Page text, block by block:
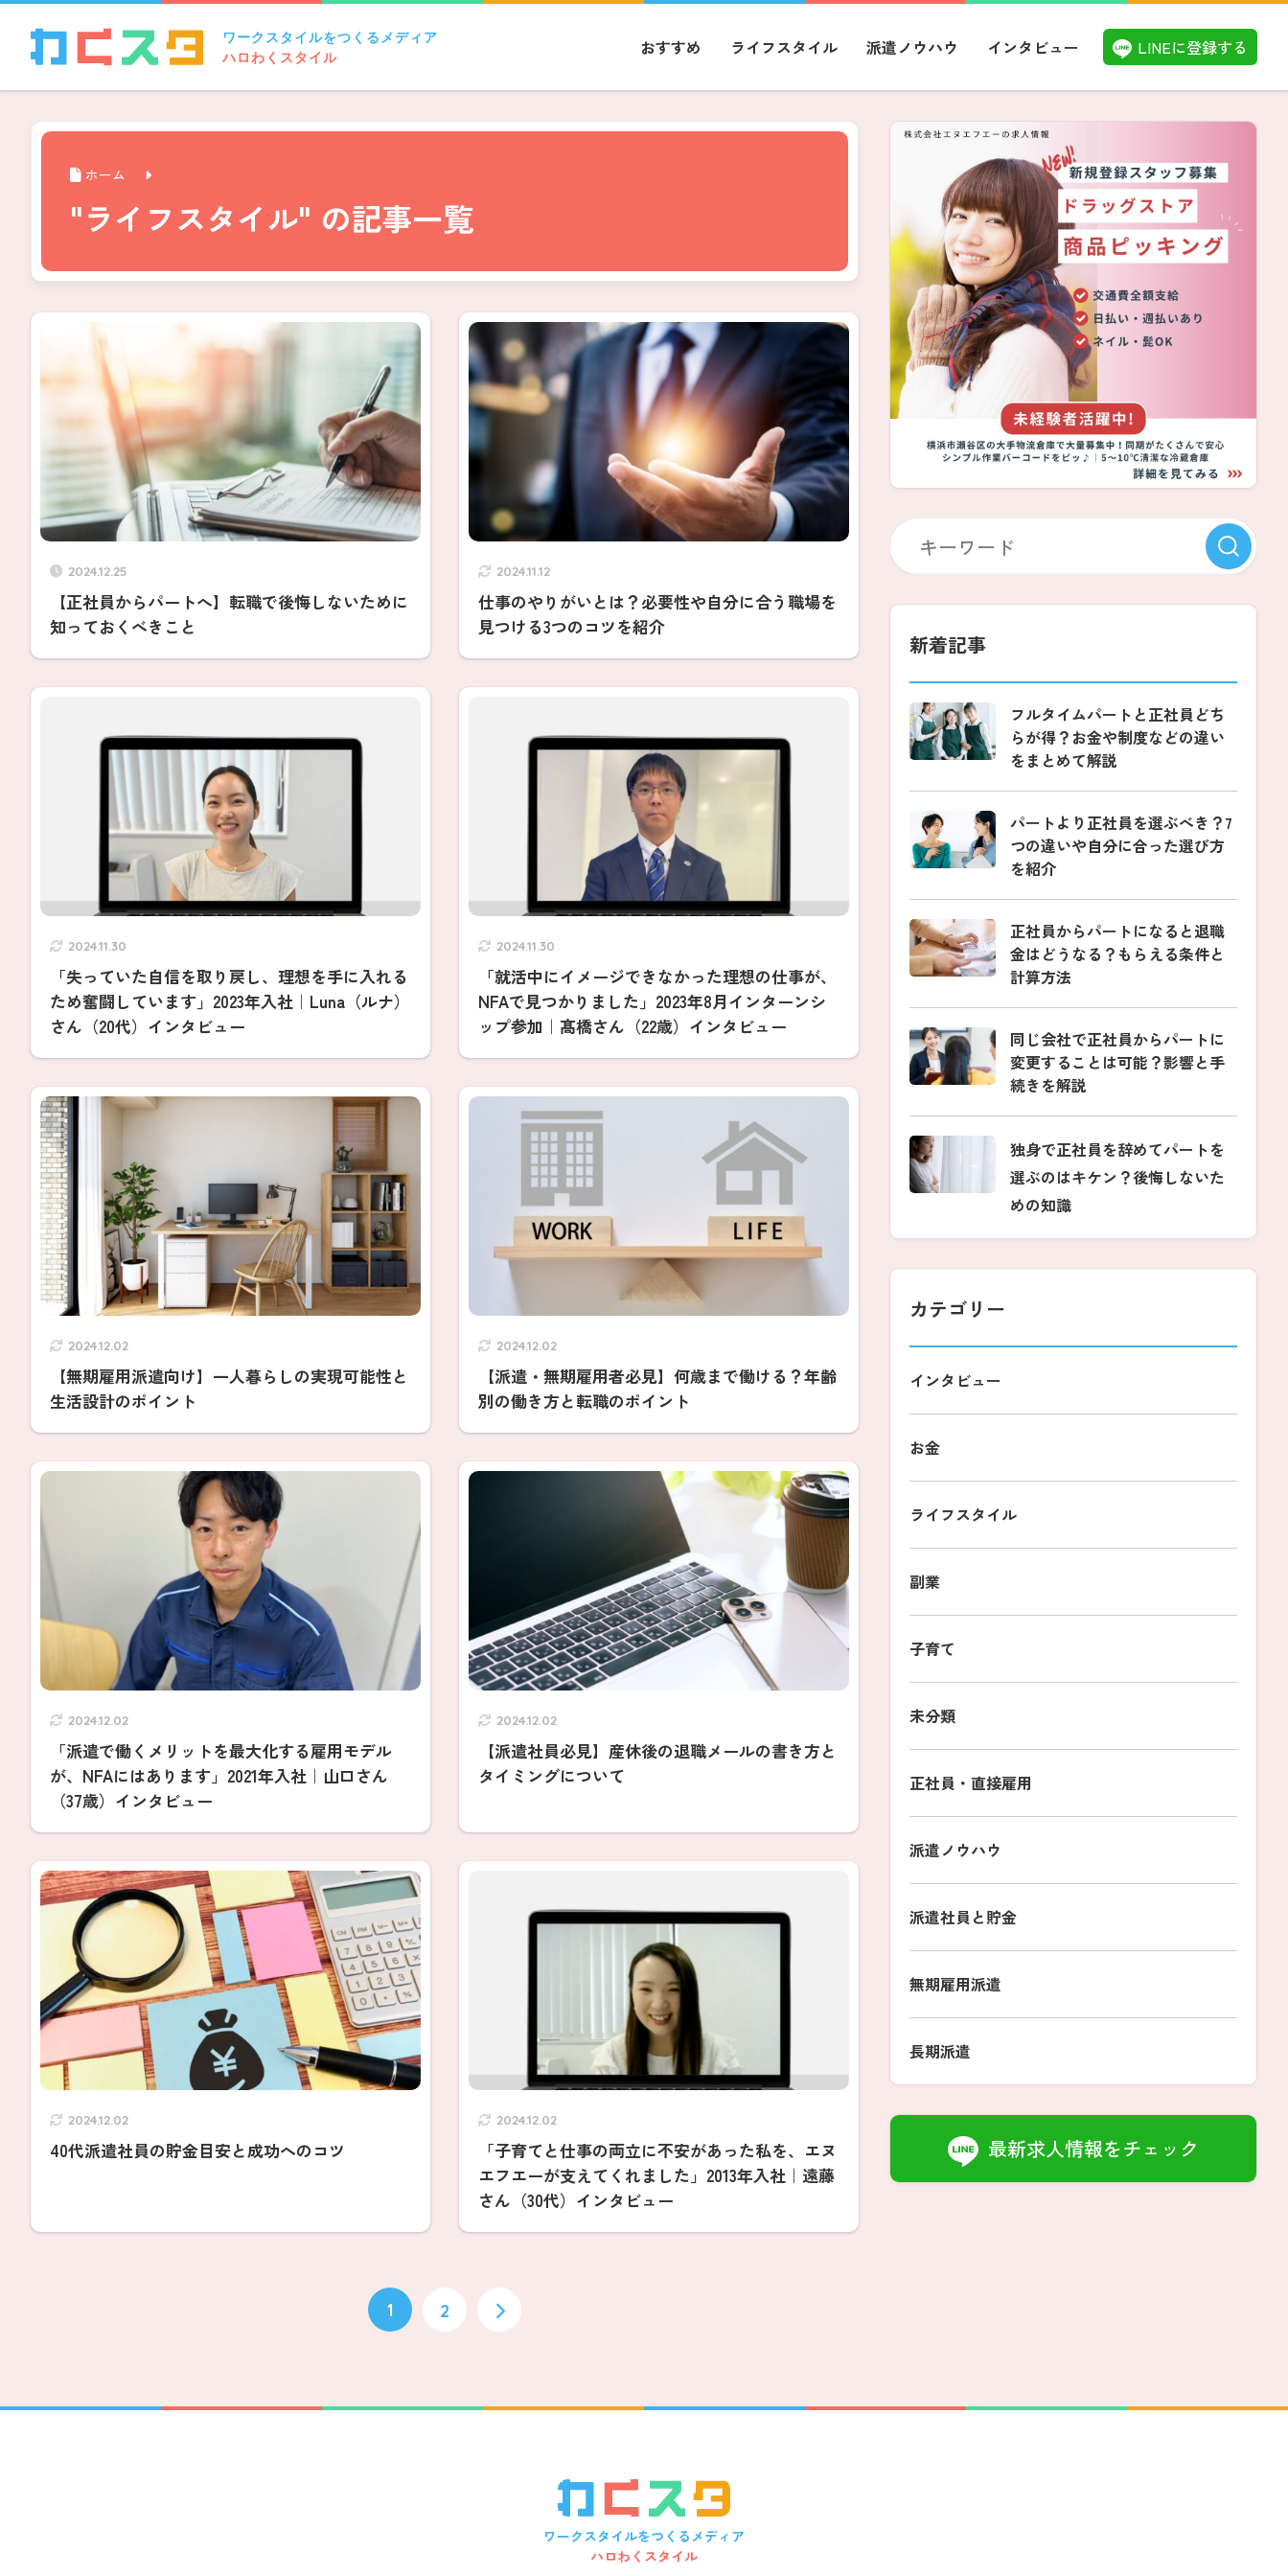
ワークスタイルをつくるメディア
ハロわくスタイル
おすすめ ライフスタイル 派遣ノウハウ インタビュー LINEに登録する
ホーム
"ライフスタイル" の記事一覧
2024.12.25
【正社員からパートへ】転職で後悔しないために
知っておくべきこと
2024.11.12
仕事のやりがいとは？必要性や自分に合う職場を
見つける3つのコツを紹介
2024.11.30
「失っていた自信を取り戻し、理想を手に入れる
ため奮闘しています」2023年入社｜Luna（ルナ）
さん（20代）インタビュー
2024.11.30
「就活中にイメージできなかった理想の仕事が、
NFAで見つかりました」2023年8月インターンシ
ップ参加｜髙橋さん（22歳）インタビュー
2024.12.02
【無期雇用派遣向け】一人暮らしの実現可能性と
生活設計のポイント
2024.12.02
【派遣・無期雇用者必見】何歳まで働ける？年齢
別の働き方と転職のポイント
2024.12.02
「派遣で働くメリットを最大化する雇用モデル
が、NFAにはあります」2021年入社｜山口さん
（37歳）インタビュー
2024.12.02
【派遣社員必見】産休後の退職メールの書き方と
タイミングについて
2024.12.02
40代派遣社員の貯金目安と成功へのコツ
2024.12.02
「子育てと仕事の両立に不安があった私を、エヌ
エフエーが支えてくれました」2013年入社｜遠藤
さん（30代）インタビュー
1 2
新着記事
フルタイムパートと正社員どち
らが得？お金や制度などの違い
をまとめて解説
パートより正社員を選ぶべき？7
つの違いや自分に合った選び方
を紹介
正社員からパートになると退職
金はどうなる？もらえる条件と
計算方法
同じ会社で正社員からパートに
変更することは可能？影響と手
続きを解説
独身で正社員を辞めてパートを
選ぶのはキケン？後悔しないた
めの知識
カテゴリー
インタビュー
お金
ライフスタイル
副業
子育て
未分類
正社員・直接雇用
派遣ノウハウ
派遣社員と貯金
無期雇用派遣
長期派遣
最新求人情報をチェック
ワークスタイルをつくるメディア
ハロわくスタイル